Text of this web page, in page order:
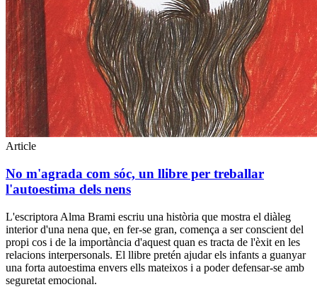
Article
No m'agrada com sóc, un llibre per treballar
l'autoestima dels nens
L'escriptora Alma Brami escriu una història que mostra el diàleg
interior d'una nena que, en fer-se gran, comença a ser conscient del
propi cos i de la importància d'aquest quan es tracta de l'èxit en les
relacions interpersonals. El llibre pretén ajudar els infants a guanyar
una forta autoestima envers ells mateixos i a poder defensar-se amb
seguretat emocional.